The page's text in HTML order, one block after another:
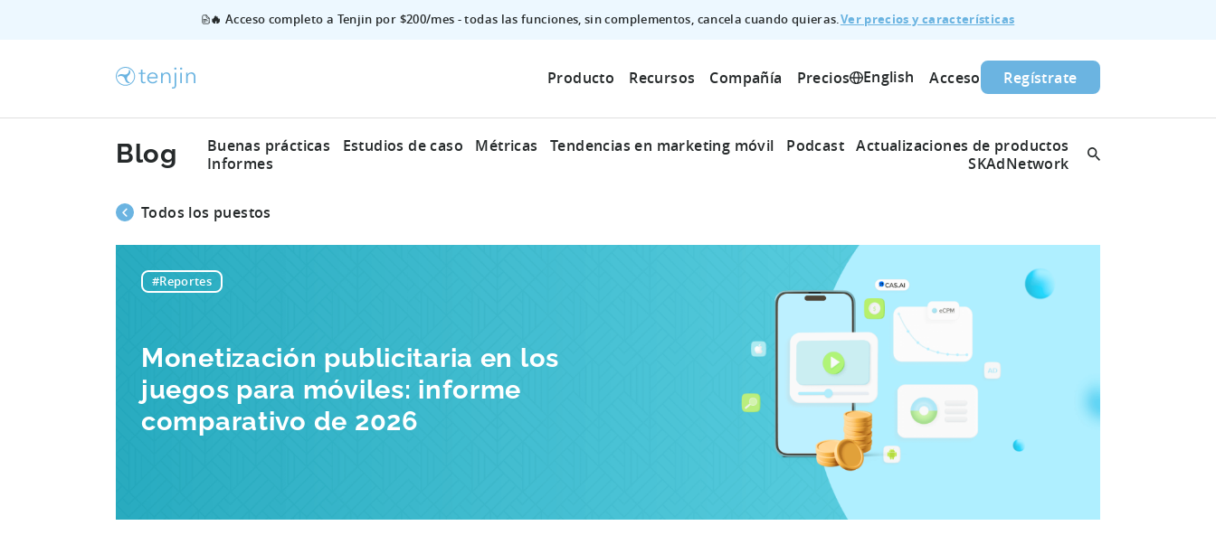
🔥 Acceso completo a Tenjin por $200/mes - todas las funciones, sin complementos, cancela cuando quieras.Ver precios y características
Producto Recursos Compañía Precios English Acceso Regístrate
Blog Buenas prácticas Estudios de caso Métricas Tendencias en marketing móvil Podcast
Actualizaciones de productos
Informes
SKAdNetwork
Todos los puestos
#Reportes
Monetización publicitaria en los
juegos para móviles: informe
comparativo de 2026